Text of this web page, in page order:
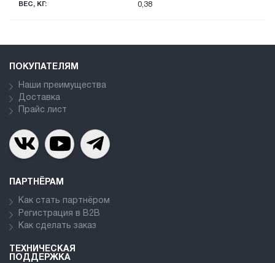
ВЕС, КГ: 0,38
ПОКУПАТЕЛЯМ
Наши преимущества
Доставка
Прайс лист
ПАРТНЁРАМ
Как стать партнёром
Регистрация в В2В
Как сделать заказ
ТЕХНИЧЕСКАЯ
ПОДДЕРЖКА